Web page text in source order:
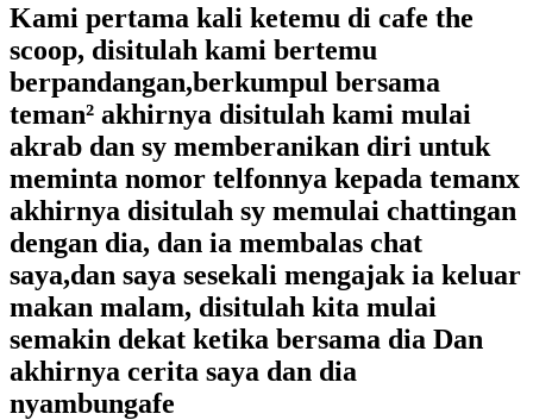
Kami pertama kali ketemu di cafe the
scoop, disitulah kami bertemu
berpandangan,berkumpul bersama
teman² akhirnya disitulah kami mulai
akrab dan sy memberanikan diri untuk
meminta nomor telfonnya kepada temanx
akhirnya disitulah sy memulai chattingan
dengan dia, dan ia membalas chat
saya,dan saya sesekali mengajak ia keluar
makan malam, disitulah kita mulai
semakin dekat ketika bersama dia Dan
akhirnya cerita saya dan dia
nyambungafe